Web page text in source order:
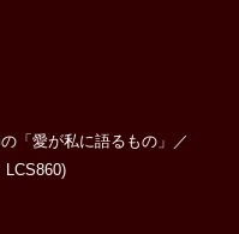
「愛が私に語るもの」／
LCS860)